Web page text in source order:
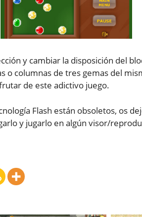
y cambiar la disposición del
o columnas de tres gemas del
de este adictivo juego.
Flash están obsoletos, os
y jugarlo en algún visor/